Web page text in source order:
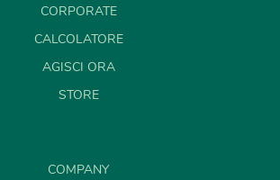
CORPORATE
CALCOLATORE
AGISCI ORA
STORE
COMPANY